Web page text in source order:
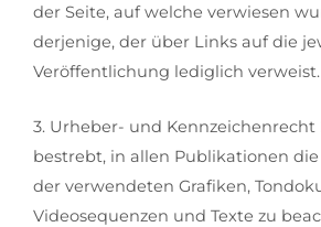
der Seite, auf welche verwiesen
derjenige, der über Links auf die
Veröffentlichung lediglich verweist.
3. Urheber- und Kennzeichenrecht
bestrebt, in allen Publikationen
der verwendeten Grafiken,
Videosequenzen und Texte zu